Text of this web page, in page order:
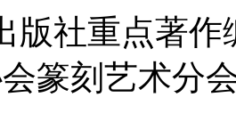
版社重点著
篆刻艺术分